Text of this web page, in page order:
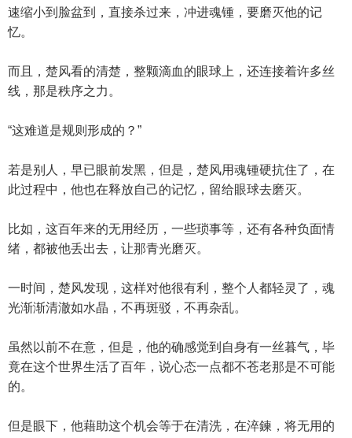
速缩小到脸盆到，直接杀过来，冲进魂锺，要磨灭他的记
忆。
而且，楚风看的清楚，整颗滴血的眼球上，还连接着许多丝
线，那是秩序之力。
“这难道是规则形成的？”
若是别人，早已眼前发黑，但是，楚风用魂锺硬抗住了，在
此过程中，他也在释放自己的记忆，留给眼球去磨灭。
比如，这百年来的无用经历，一些琐事等，还有各种负面情
绪，都被他丢出去，让那青光磨灭。
一时间，楚风发现，这样对他很有利，整个人都轻灵了，魂
光渐渐清澈如水晶，不再斑驳，不再杂乱。
虽然以前不在意，但是，他的确感觉到自身有一丝暮气，毕
竟在这个世界生活了百年，说心态一点都不苍老那是不可能
的。
但是眼下，他藉助这个机会等于在清洗，在淬鍊，将无用的